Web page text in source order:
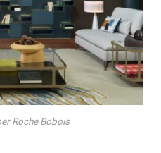
Roche Bobois